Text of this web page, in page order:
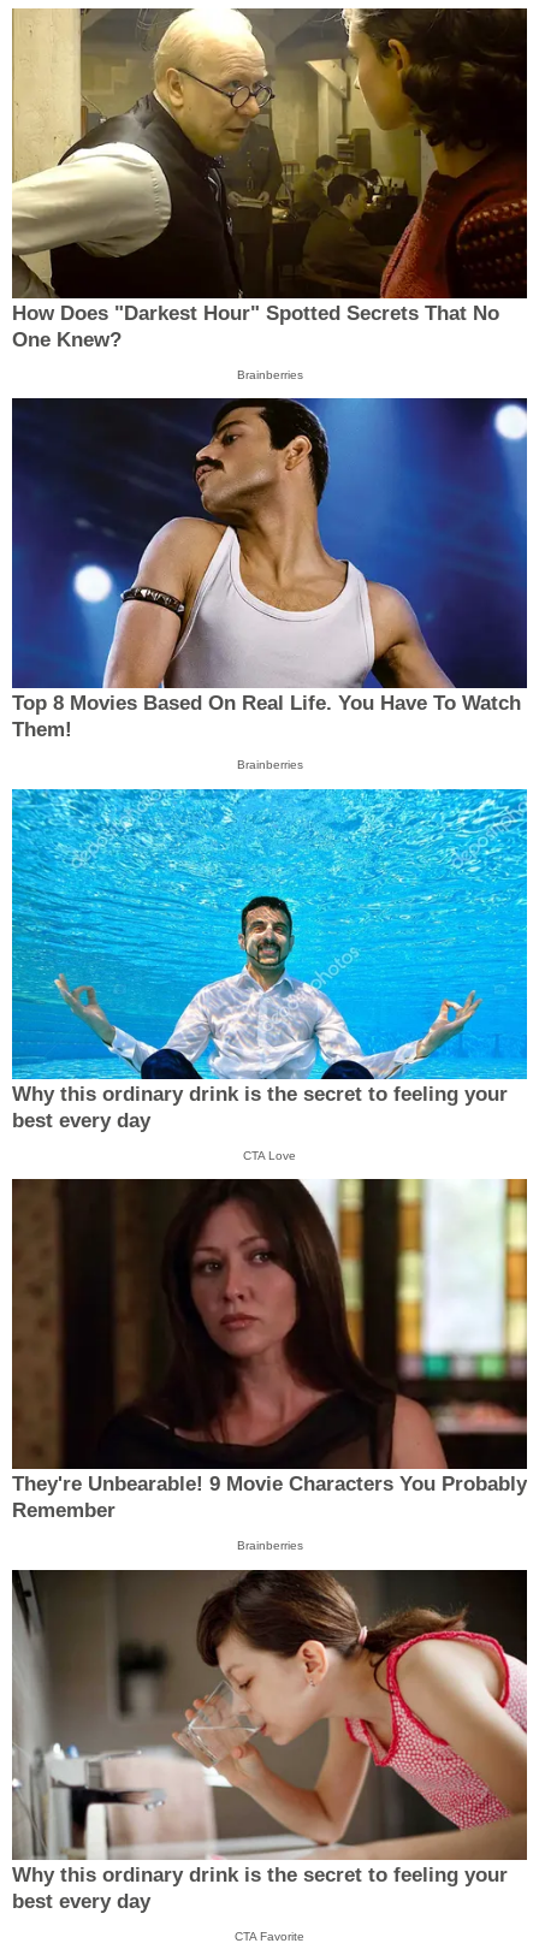
How Does "Darkest Hour" Spotted Secrets That No
One Knew?
Brainberries
Top 8 Movies Based On Real Life. You Have To Watch
Them!
Brainberries
Why this ordinary drink is the secret to feeling your
best every day
CTA Love
They're Unbearable! 9 Movie Characters You Probably
Remember
Brainberries
Why this ordinary drink is the secret to feeling your
best every day
CTA Favorite